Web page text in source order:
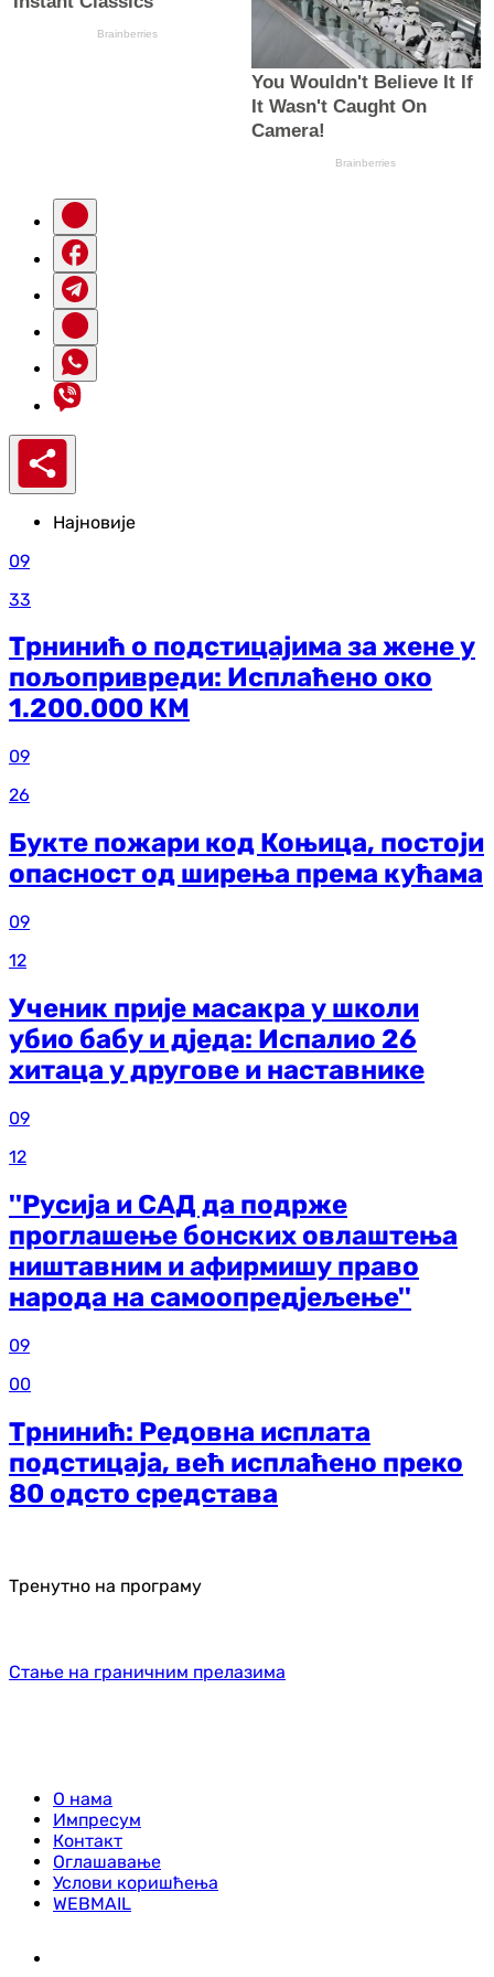
Најновије
09
33
Трнинић о подстицајима за жене у
пољопривреди: Исплаћено око
1.200.000 КМ
09
26
Букте пожари код Коњица, постоји
опасност од ширења према кућама
09
12
Ученик прије масакра у школи
убио бабу и дједа: Испалио 26
хитаца у другове и наставнике
09
12
''Русија и САД да подрже
проглашење бонских овлаштења
ништавним и афирмишу право
народа на самоопредјељење''
09
00
Трнинић: Редовна исплата
подстицаја, већ исплаћено преко
80 одсто средстава
Тренутно на програму
Стање на граничним прелазима
О нама
Импресум
Контакт
Оглашавање
Услови коришћења
WEBMAIL